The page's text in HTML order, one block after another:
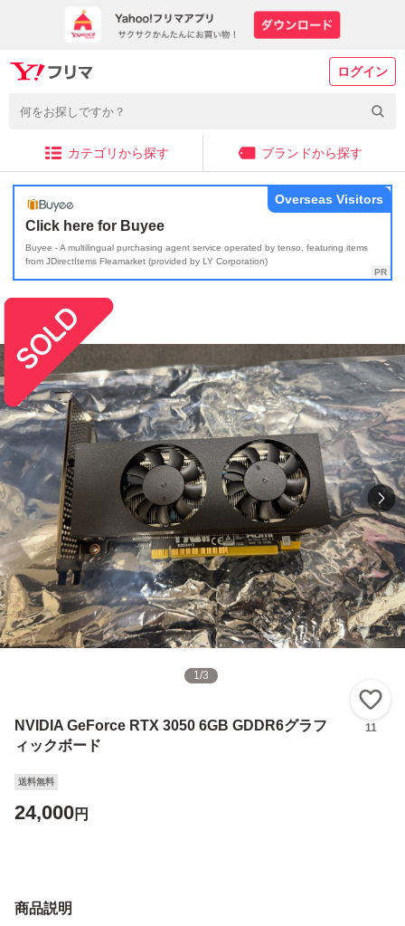
ログイン
カテゴリから探す ブランドから探す
Click here for Buyee
Buyee - A multilingual purchasing agent service operated by tenso, featuring items
from JDirectItems Fleamarket (provided by LY Corporation)
Overseas Visitors
1/3
NVIDIA GeForce RTX 3050 6GB GDDR6グラフ
ィックボード
11
送料無料
24,000円
商品説明